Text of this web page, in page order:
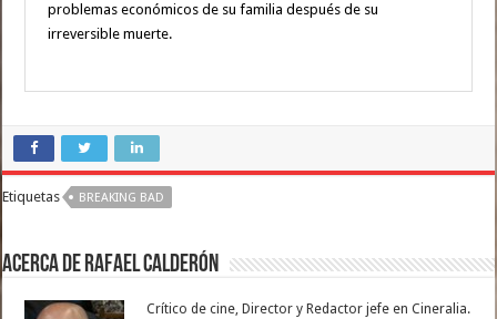
problemas económicos de su familia después de su
irreversible muerte.
Etiquetas BREAKING BAD
Acerca de Rafael Calderón
Crítico de cine, Director y Redactor jefe en Cineralia.